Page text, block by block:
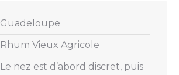
Guadeloupe
Rhum Vieux Agricole
Le nez est d’abord discret, puis